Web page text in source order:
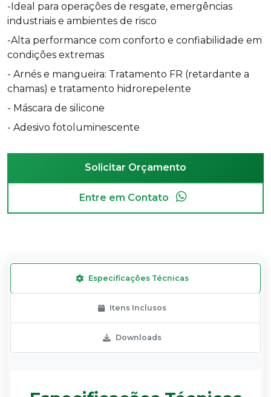
-Ideal para operações de resgate, emergências
industriais e ambientes de risco
-Alta performance com conforto e confiabilidade em
condições extremas
- Arnés e mangueira: Tratamento FR (retardante a
chamas) e tratamento hidrorepelente
- Máscara de silicone
- Adesivo fotoluminescente
Solicitar Orçamento
Entre em Contato
Especificações Técnicas
Itens Inclusos
Downloads